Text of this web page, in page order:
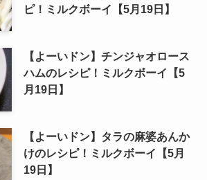
ピ！ミルクボーイ【5月19日】
【よーいドン】チンジャオロース
ハムのレシピ！ミルクボーイ【5
月19日】
【よーいドン】タラの麻婆あんか
けのレシピ！ミルクボーイ【5月
19日】